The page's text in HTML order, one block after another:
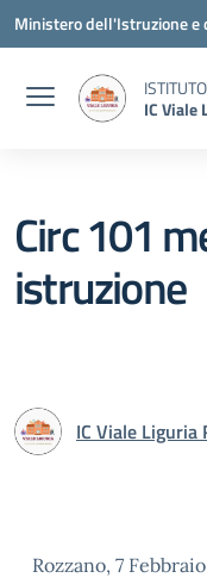
Vai ai contenuti
Vai al menu di navigazione
Vai al footer
Ministero dell'Istruzione e
IC Viale
Circ 101
istruzione
IC Viale Liguria
Rozzano, 7